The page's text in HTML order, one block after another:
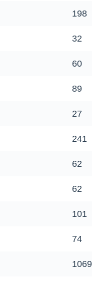
198
32
60
89
27
241
62
62
101
74
1069